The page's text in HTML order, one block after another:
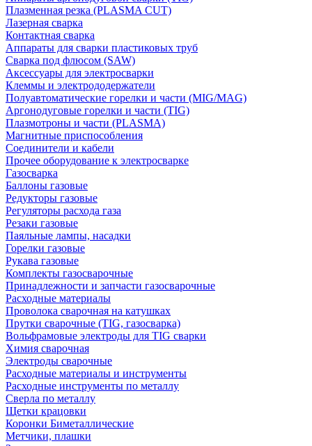
Плазменная резка (PLASMA CUT)
Лазерная сварка
Контактная сварка
Аппараты для сварки пластиковых труб
Сварка под флюсом (SAW)
Аксессуары для электросварки
Клеммы и электрододержатели
Полуавтоматические горелки и части (MIG/MAG)
Аргонодуговые горелки и части (TIG)
Плазмотроны и части (PLASMA)
Магнитные приспособления
Соединители и кабели
Прочее оборудование к электросварке
Газосварка
Баллоны газовые
Редукторы газовые
Регуляторы расхода газа
Резаки газовые
Паяльные лампы, насадки
Горелки газовые
Рукава газовые
Комплекты газосварочные
Принадлежности и запчасти газосварочные
Расходные материалы
Проволока сварочная на катушках
Прутки сварочные (TIG, газосварка)
Вольфрамовые электроды для TIG сварки
Химия сварочная
Электроды сварочные
Расходные материалы и инструменты
Расходные инструменты по металлу
Сверла по металлу
Щетки крацовки
Коронки Биметаллические
Метчики, плашки